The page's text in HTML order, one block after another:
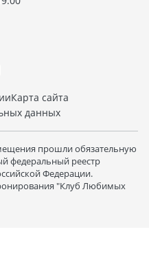
Карта сайта
данных
прошли обязательную
федеральный реестр
Федерации.
"Клуб Любимых